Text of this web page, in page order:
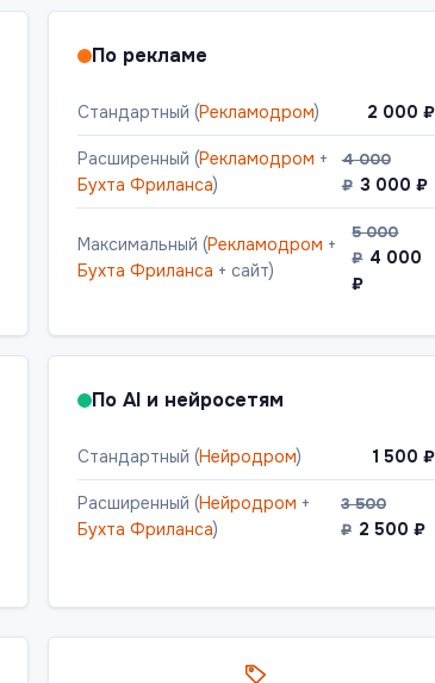
По рекламе
Стандартный (Рекламодром) 2 000 ₽
Расширенный (Рекламодром +
Бухта Фриланса)
4 000
₽ 3 000 ₽
Максимальный (Рекламодром +
Бухта Фриланса + сайт)
5 000
₽ 4 000
₽
По AI и нейросетям
Стандартный (Нейродром) 1 500 ₽
Расширенный (Нейродром +
Бухта Фриланса)
3 500
₽ 2 500 ₽